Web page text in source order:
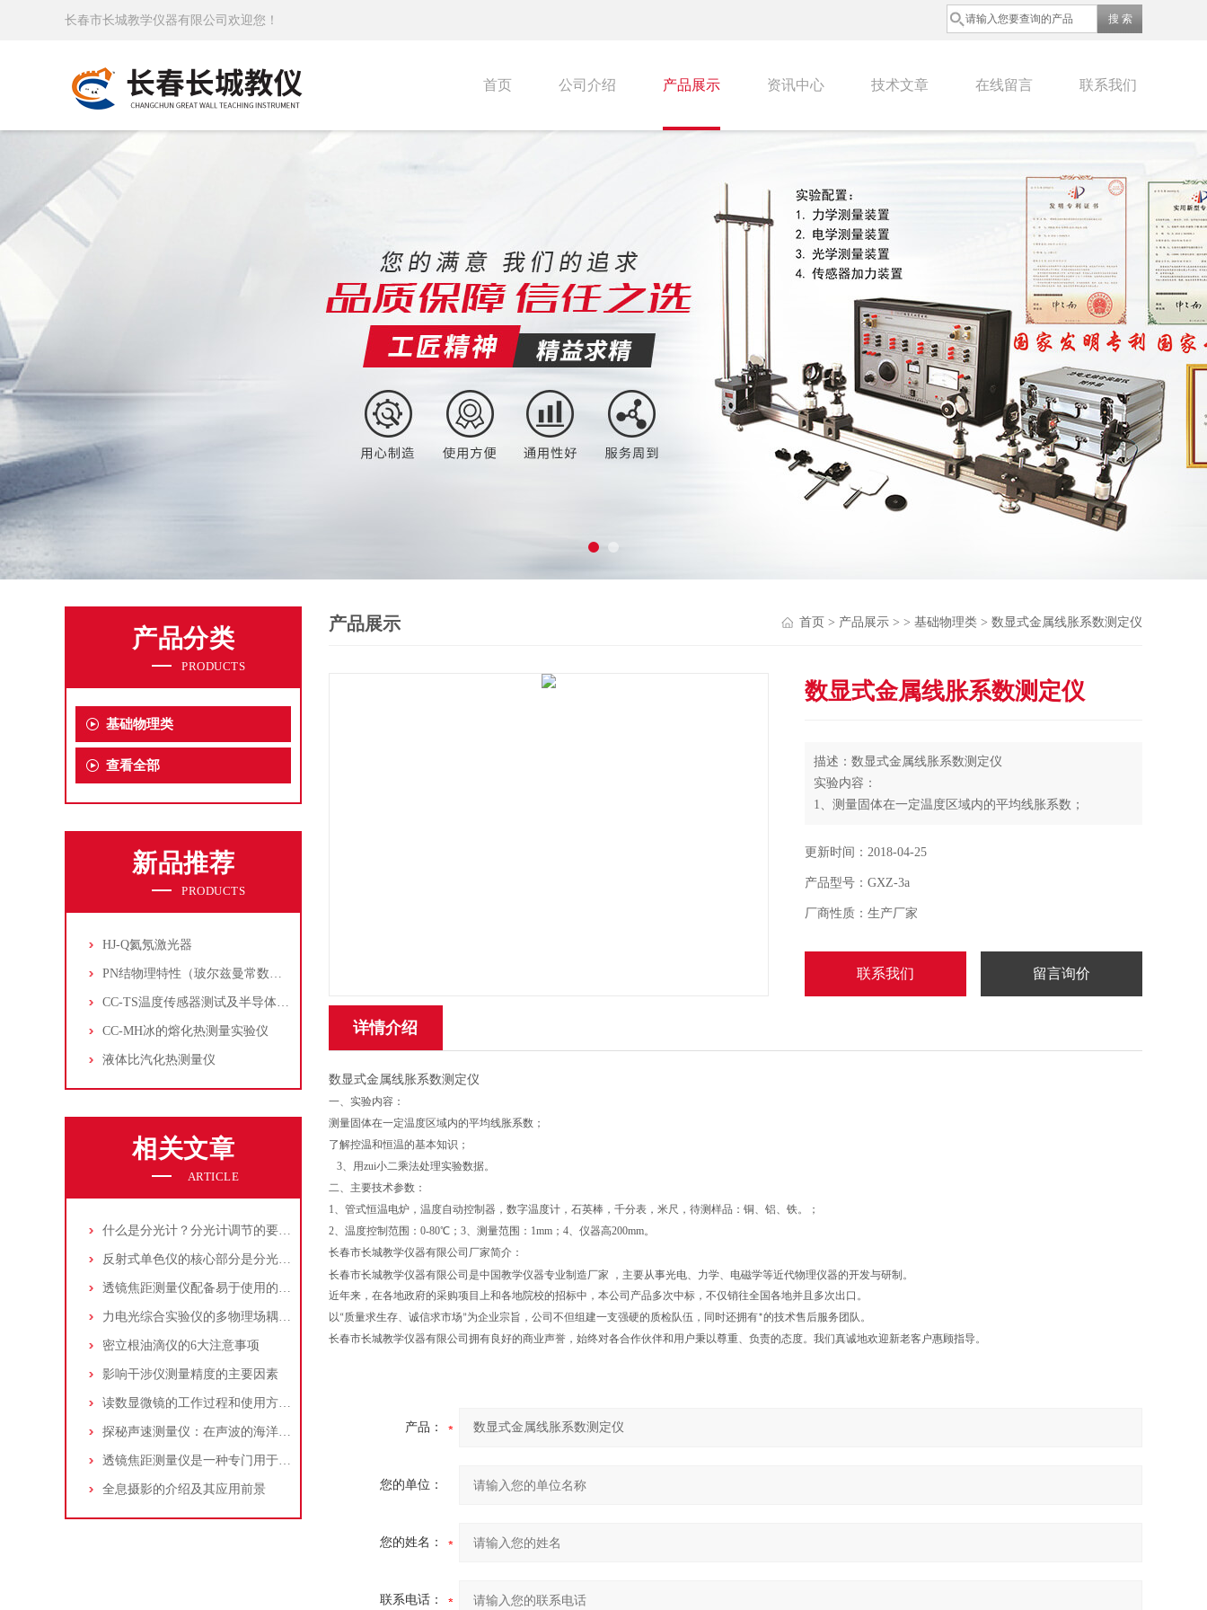
长春市长城教学仪器有限公司欢迎您！
首页 公司介绍 产品展示 资讯中心 技术文章 在线留言 联系我们
产品分类
PRODUCTS
基础物理类
查看全部
新品推荐
PRODUCTS
HJ-Q氦氖激光器
PN结物理特性（玻尔兹曼常数测定仪）
CC-TS温度传感器测试及半导体致冷控温实验仪
CC-MH冰的熔化热测量实验仪
液体比汽化热测量仪
相关文章
ARTICLE
什么是分光计？分光计调节的要求是什么？
反射式单色仪的核心部分是分光系统决定了仪器的性能和精度
透镜焦距测量仪配备易于使用的界面和自动化的测量流程
力电光综合实验仪的多物理场耦合原理与系统架构解析
密立根油滴仪的6大注意事项
影响干涉仪测量精度的主要因素
读数显微镜的工作过程和使用方法介绍
探秘声速测量仪：在声波的海洋中寻找“音速之谜”
透镜焦距测量仪是一种专门用于测量透镜焦距的仪器
全息摄影的介绍及其应用前景
产品展示 首页 > 产品展示 > > 基础物理类 > 数显式金属线胀系数测定仪
数显式金属线胀系数测定仪
描述：数显式金属线胀系数测定仪
实验内容：
1、测量固体在一定温度区域内的平均线胀系数；
3、用Z小二乘法处理实验数据
更新时间：2018-04-25
产品型号：GXZ-3a
厂商性质：生产厂家
联系我们 留言询价
详情介绍
数显式金属线胀系数测定仪
一、实验内容：
测量固体在一定温度区域内的平均线胀系数；
了解控温和恒温的基本知识；
3、用zui小二乘法处理实验数据。
二、主要技术参数：
1、 管式恒温电炉，温度自动控制器，数字温度计，石英棒，千分表，米尺，待测样品：铜、铝、铁。
；
2、 温度控制范围：0-80℃ ； 3、 测量范围：1mm ； 4、 仪器高200mm。
长春市长城教学仪器有限公司 厂家简介：
长春市长城教学仪器有限公司是中国教学仪器专业制造厂家 ，主要从事光电、力学、电磁学等近代物理仪器的开发与研制。
近年来，在各地政府的采购项目上和各地院校的招标中，本公司产品多次中标，不仅销往全国各地并且多次出口。
以“质量求生存、诚信求市场”为企业宗旨，公司不但组建一支强硬的质检队伍，同时还拥有*的技术售后服务团队。
长春市长城教学仪器有限公司拥有良好的商业声誉，始终对各合作伙伴和用户秉以尊重、负责的态度。我们真诚地欢迎新老客户惠顾指导。
产品：
您的单位：
您的姓名：
联系电话：